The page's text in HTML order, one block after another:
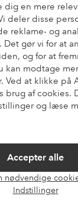
dig en mere
deler disse
reklame- og
gør vi for at
og for at
kan modtage
Ved at klikke på
brug af cookies.
og læse
Accepter alle
nødvendige
Indstillinger
oftest stillede
om,
Bestilling